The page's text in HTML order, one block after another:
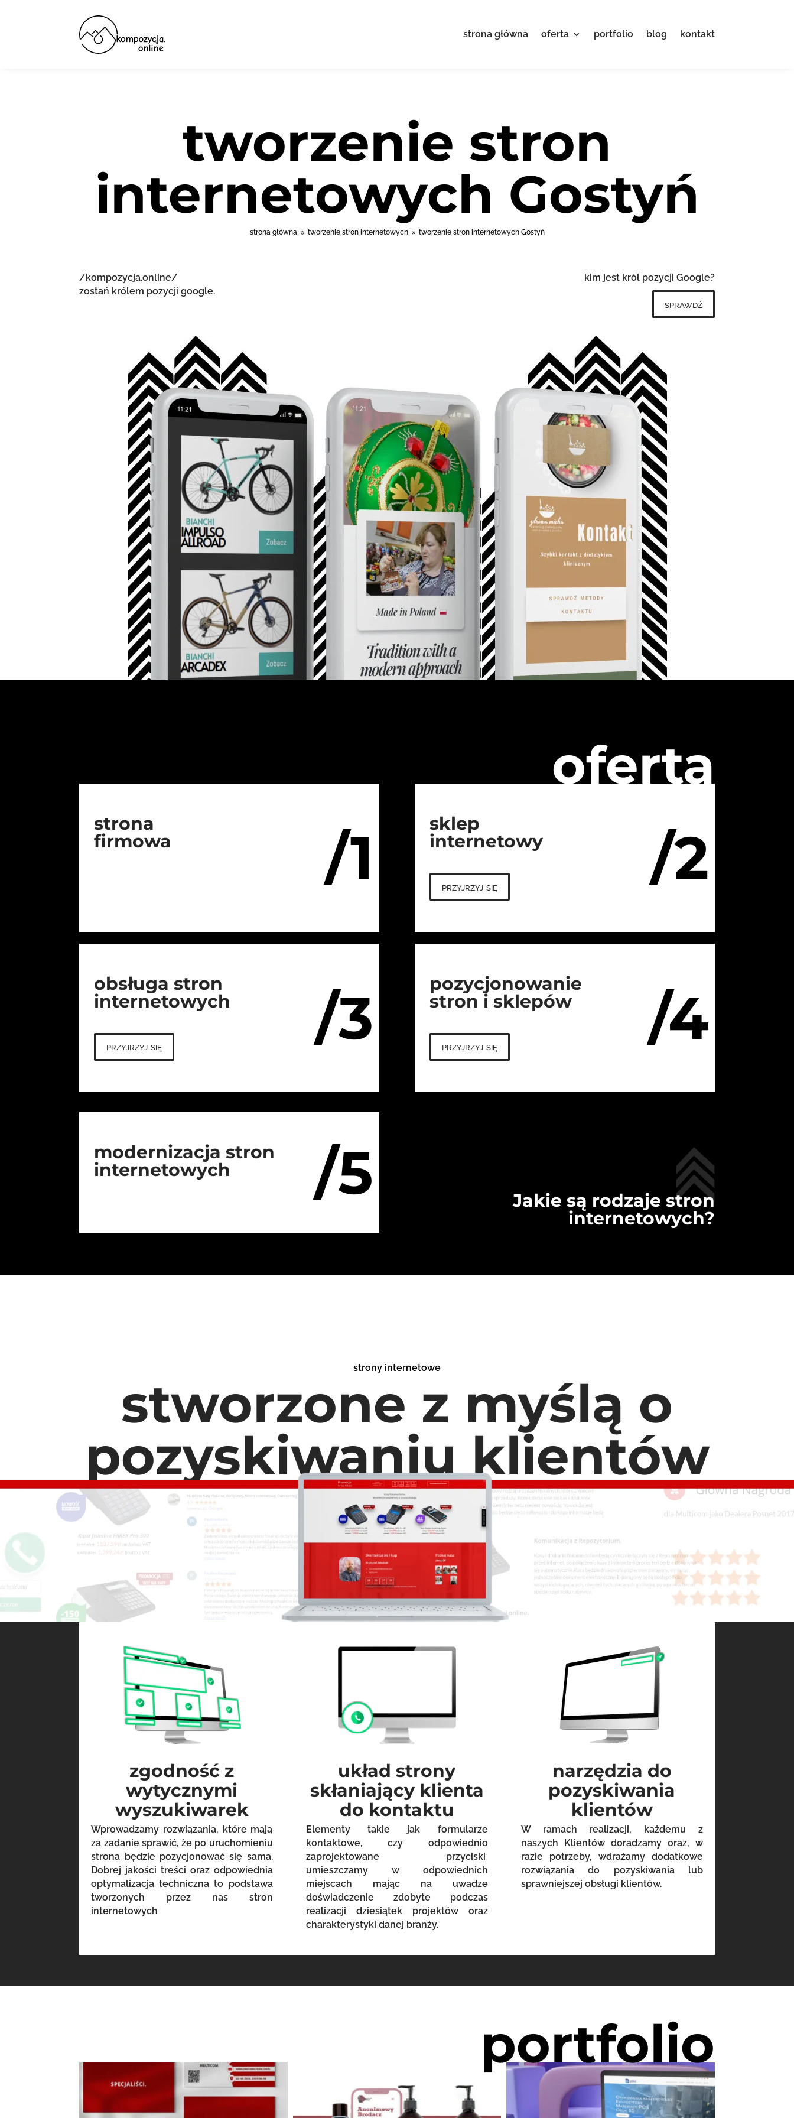
strona główna oferta portfolio blog kontakt
tworzenie stron
internetowych Gostyń
strona główna 9 tworzenie stron internetowych 9 tworzenie stron internetowych Gostyń
/kompozycja.online/
zostań królem pozycji google.
kim jest król pozycji Google?
sprawdź
oferta
/1
strona
firmowa
/2
sklep
internetowy
przyjrzyj się
/3
obsługa stron
internetowych
przyjrzyj się /4
pozycjonowanie
stron i sklepów
przyjrzyj się
/5
modernizacja stron
internetowych
Jakie są rodzaje stron
internetowych?
strony internetowe
stworzone z myślą o
pozyskiwaniu klientów
zgodność z
wytycznymi
wyszukiwarek
Wprowadzamy rozwiązania, które mają
za zadanie sprawić, że po uruchomieniu
strona będzie pozycjonować się sama.
Dobrej jakości treści oraz odpowiednia
optymalizacja techniczna to podstawa
tworzonych przez nas stron
internetowych
układ strony
skłaniający klienta
do kontaktu
Elementy takie jak formularze
kontaktowe, czy odpowiednio
zaprojektowane przyciski
umieszczamy w odpowiednich
miejscach mając na uwadze
doświadczenie zdobyte podczas
realizacji dziesiątek projektów oraz
charakterystyki danej branży.
narzędzia do
pozyskiwania
klientów
W ramach realizacji, każdemu z
naszych Klientów doradzamy oraz, w
razie potrzeby, wdrażamy dodatkowe
rozwiązania do pozyskiwania lub
sprawniejszej obsługi klientów.
portfolio